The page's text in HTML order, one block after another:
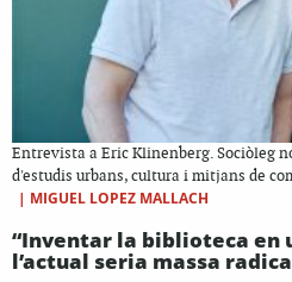
Entrevista a Eric Klinenberg. Sociòleg
d'estudis urbans, cultura i mitjans de
| MIGUEL LOPEZ MALLACH
“Inventar la biblioteca en
l’actual seria massa